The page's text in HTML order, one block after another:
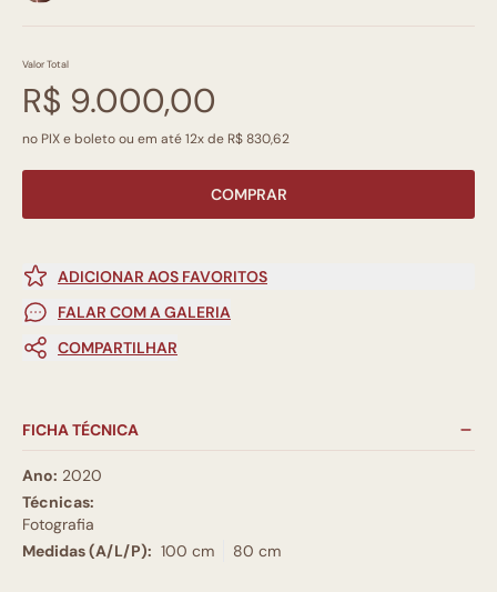
Valor Total
R$ 9.000,00
no PIX e boleto ou em até 12x de R$ 830,62
COMPRAR
ADICIONAR AOS FAVORITOS
FALAR COM A GALERIA
COMPARTILHAR
FICHA TÉCNICA
Ano: 2020
Técnicas:
Fotografia
Medidas (A/L/P): 100 cm 80 cm